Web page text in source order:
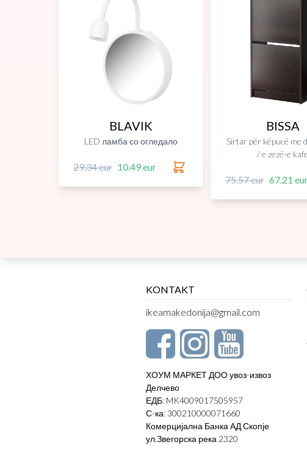
BLAVIK
LED ламба со огледало
29.34 eur 10.49 eur
BISSA
Sirtar për këpucë me
/ e zezë-e kafe
75.57 eur 67.21
KONTAKT
ikeamakedonija@gmail.com
ХОУМ МАРКЕТ ДОО увоз-извоз
Делчево
ЕДБ: MK4009017505957
С-ка: 300210000071660
Комерцијална Банка АД Скопје
ул.Звегорска река 2320